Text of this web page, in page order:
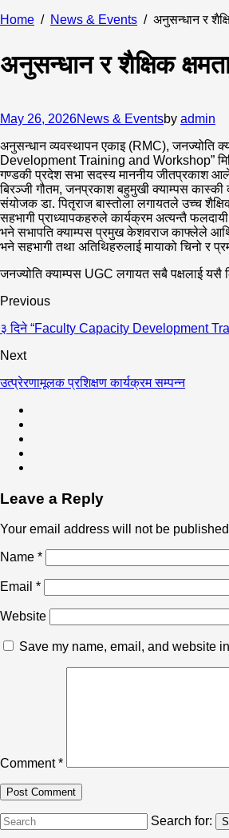
Home
News & Events अनुसन्धान र
अनुसन्धान र शैक्षिक
May 26, 2026News & Eventsby admin
अनुसन्धान व्यवस्थापन एकाइ (RMC), जनज्योति
Development Training and Workshop”
गण्डकी प्रदेश सभा सदस्य माननीय जीतप्रकाश आले
बिरञ्जी गौतम, जनप्रकाश बहुमुखी क्याम्पस
संयोजक डा. पितृराज बास्तोला लगायतले उच्च
सहभागी प्राध्यापकहरुले कार्यक्रम अत्यन्तै
भने सभापति क्याम्पस प्रमुख केशवराज काफ्लेले
भने सहभागी तथा अतिथिहरुलाई मायाको चिनो र
जनज्योति क्याम्पस UGC लगायत सबै पक्षलाई यसै
Previous
३ दिने “Faculty Capacity Development
Next
उत्प्रेरणामूलक प्रशिक्षण कार्यक्रम सम्पन्न
Leave a Reply
Your email address will not be
Name *
Email *
Website
Save my name, email, and website
Comment*
Search for: